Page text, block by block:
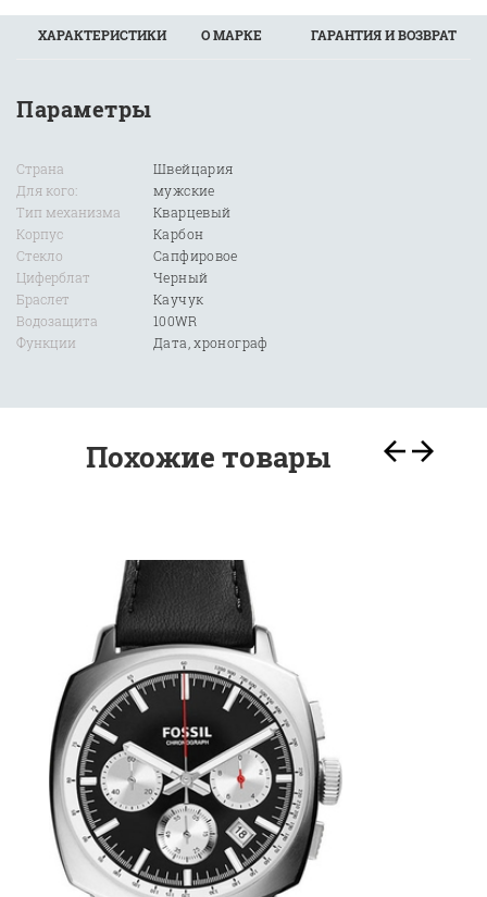
ХАРАКТЕРИСТИКИ О МАРКЕ ГАРАНТИЯ И ВОЗВРАТ
Параметры
Страна
Для кого:
Тип механизма
Корпус
Стекло
Циферблат
Браслет
Водозащита
Функции
Швейцария
мужские
Кварцевый
Карбон
Сапфировое
Черный
Каучук
100WR
Дата, хронограф
Похожие товары